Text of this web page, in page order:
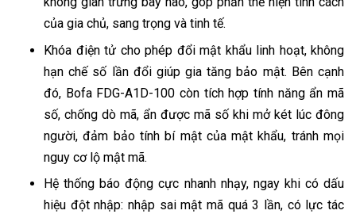
của gia chủ, sang trọng và tinh tế.
Khóa điện tử cho phép đổi mật khẩu linh hoạt, không
hạn chế số lần đổi giúp gia tăng bảo mật. Bên cạnh
đó, Bofa FDG-A1D-100 còn tích hợp tính năng ẩn mã
số, chống dò mã, ẩn được mã số khi mở két lúc đông
người, đảm bảo tính bí mật của mật khẩu, tránh mọi
nguy cơ lộ mật mã.
Hệ thống báo động cực nhanh nhạy, ngay khi có dấu
hiệu đột nhập: nhập sai mật mã quá 3 lần, có lực tác